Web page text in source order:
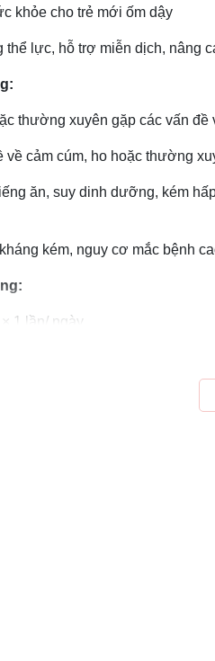
khỏe cho trẻ mới ốm dậy
lực, hỗ trợ miễn dịch, nâng
thường xuyên gặp các vấn đề
về cảm cúm, ho hoặc thường
ăn, suy dinh dưỡng, kém
kém, nguy cơ mắc bệnh
1 lần/ ngày
liều sử dụng trong khoảng